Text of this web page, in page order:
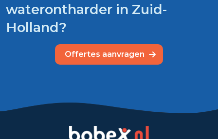
waterontharder in Zuid-
Holland?
Offertes aanvragen